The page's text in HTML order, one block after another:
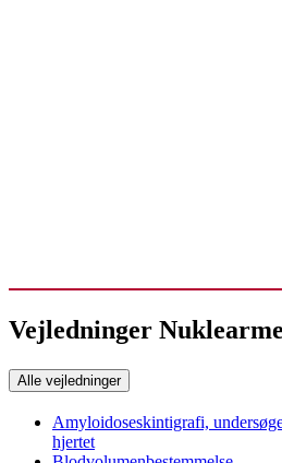
Vejledninger
Alle vejledninger
Amyloidoseskintigrafi,
hjertet